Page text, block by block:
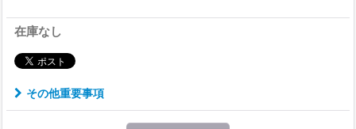
在庫なし
その他重要事項